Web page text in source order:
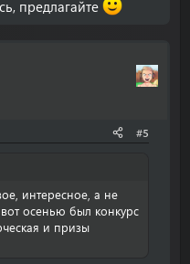
предлагайте
#5
интересное, а не
вот осенью был конкурс
и призы